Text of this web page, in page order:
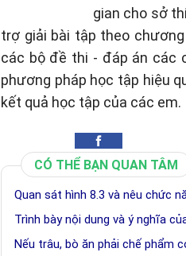
gian cho sở
trợ giải bài tập theo
các bộ đề thi - đáp án các
phương pháp học tập hiệu
kết quả học tập của các em.
CÓ THỂ BẠN QUAN TÂM
Quan sát hình 8.3 và nêu chức
Trình bày nội dung và ý nghĩa
Nếu trâu, bò ăn phải chế phẩm